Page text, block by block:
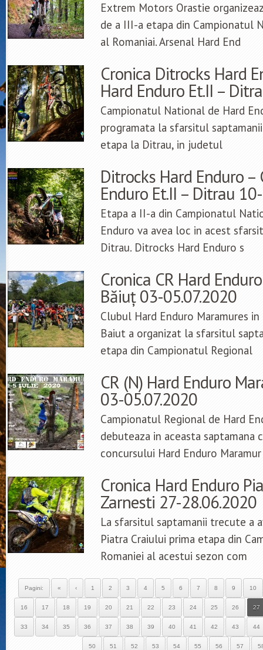
Extrem Motors Orastie
de a III-a etapa din Campionatul
al Romaniai. Arsenal Hard End
Cronica Ditrocks Hard
Hard Enduro Et.II –
Campionatul National de Hard
programata la sfarsitul
etapa la Ditrau, in judetul
Ditrocks Hard Enduro –
Enduro Et.II – Ditrau
Etapa a II-a din Campionatul
Enduro va avea loc in acest
Ditrau. Ditrocks Hard Enduro s
Cronica CR Hard
Băiuț 03-05.07.2020
Clubul Hard Enduro Maramures
Baiut a organizat la sfarsitul
etapa din Campionatul Regional
CR (N) Hard Enduro
03-05.07.2020
Campionatul Regional de Hard
debuteaza in aceasta saptamana
concursului Hard Enduro Maramur
Cronica Hard Enduro
Zarnesti 27-28.06.2020
La sfarsitul saptamanii trecute a
Piatra Craiului prima etapa din
Romaniei al acestui sezon com
Pagini: « ‹ 1 2 3 4 5 6 7 8 9 10
16 17 18 19 20 21 22 23 24 25 26 27
33 34 35 36 37 38 39 40 41 42 43 44
50 51 52 53 54 55 56 57